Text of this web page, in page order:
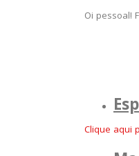
Oi pessoal!
Clique aqui